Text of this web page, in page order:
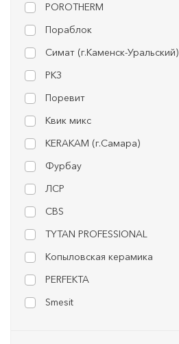
POROTHERM
Пораблок
Симат (г.Каменск-Уральский)
РКЗ
Поревит
Квик микс
KERAKAM (г.Самара)
Фурбау
ЛСР
CBS
TYTAN PROFESSIONAL
Копыловская керамика
PERFEKTA
Smesit